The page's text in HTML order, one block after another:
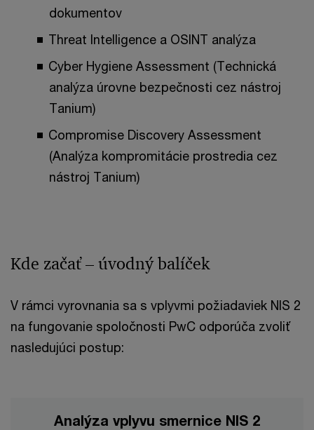
dokumentov
Threat Intelligence a OSINT analýza
Cyber ​​Hygiene Assessment (Technická
analýza úrovne bezpečnosti cez nástroj
Tanium)
Compromise Discovery Assessment
(Analýza kompromitácie prostredia cez
nástroj Tanium)
Kde začať – úvodný balíček
V rámci vyrovnania sa s vplyvmi požiadaviek NIS 2
na fungovanie spoločnosti PwC odporúča zvoliť
nasledujúci postup:
Analýza vplyvu smernice NIS 2